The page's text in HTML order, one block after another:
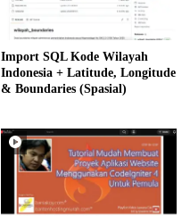
Import SQL Kode Wilayah
Indonesia + Latitude, Longitude
& Boundaries (Spasial)